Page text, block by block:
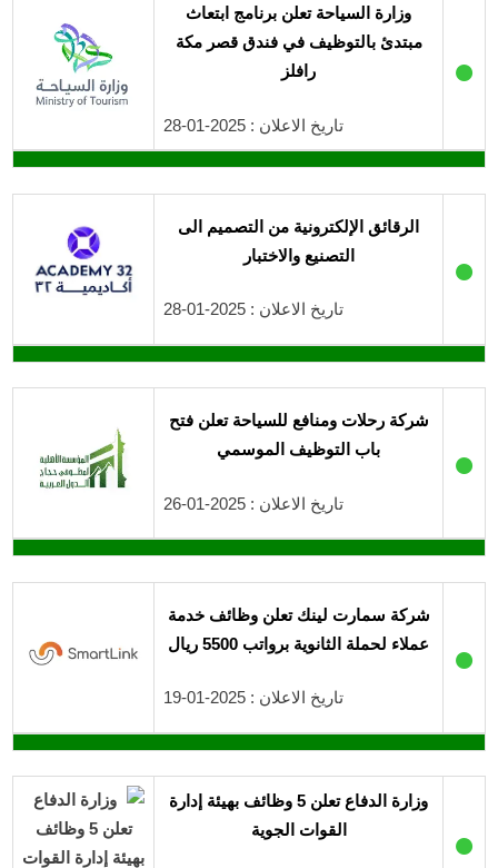
●
وزارة السياحة تعلن برنامج ابتعاث
مبتدئ بالتوظيف في فندق قصر مكة
رافلز
تاريخ الاعلان : 2025-01-28
●
الرقائق الإلكترونية من التصميم الى
التصنيع والاختبار
تاريخ الاعلان : 2025-01-28
●
شركة رحلات ومنافع للسياحة تعلن فتح
باب التوظيف الموسمي
تاريخ الاعلان : 2025-01-26
●
شركة سمارت لينك تعلن وظائف خدمة
عملاء لحملة الثانوية برواتب 5500 ريال
تاريخ الاعلان : 2025-01-19
●
وزارة الدفاع تعلن 5 وظائف بهيئة إدارة
القوات الجوية